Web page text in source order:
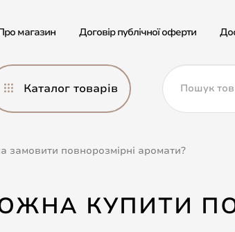
магазин Договір публічної оферти
Каталог товарів
замовити повнорозмірні аромати?
КУПИТИ